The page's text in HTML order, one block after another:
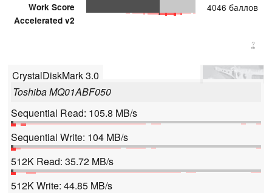
Work Score
Accelerated v2
4046 баллов
?
CrystalDiskMark 3.0
Toshiba MQ01ABF050
Sequential Read: 105.8 MB/s
Sequential Write: 104 MB/s
512K Read: 35.72 MB/s
512K Write: 44.85 MB/s